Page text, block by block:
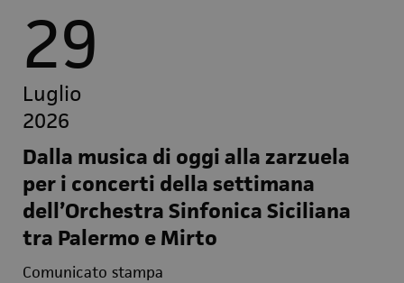
29
Luglio
2026
Dalla musica di oggi alla zarzuela
per i concerti della settimana
dell’Orchestra Sinfonica Siciliana
tra Palermo e Mirto
Comunicato stampa